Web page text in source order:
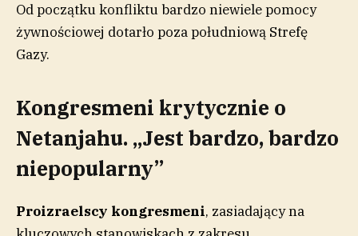
Od początku konfliktu bardzo niewiele pomocy
żywnościowej dotarło poza południową Strefę
Gazy.
Kongresmeni krytycznie o
Netanjahu. „Jest bardzo, bardzo
niepopularny”
Proizraelscy kongresmeni, zasiadający na